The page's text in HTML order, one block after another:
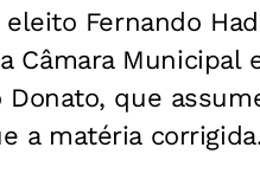
Fernando
Câmara
que
a matéria